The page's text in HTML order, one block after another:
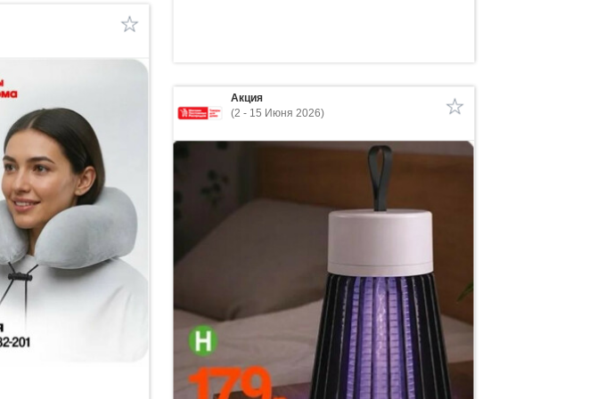
Акция
(2 - 15 Июня 2026)